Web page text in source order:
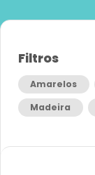
Filtros
Amarelos
Madeira